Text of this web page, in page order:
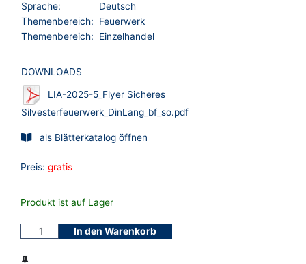
Sprache:
Deutsch
Themenbereich:
Feuerwerk
Themenbereich:
Einzelhandel
DOWNLOADS
LIA-2025-5_Flyer Sicheres
Silvesterfeuerwerk_DinLang_bf_so.pdf
als Blätterkatalog öffnen
Preis: gratis
Produkt ist auf Lager
In den Warenkorb